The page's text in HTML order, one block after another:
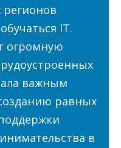
IT.
огромную
важным
равных
в